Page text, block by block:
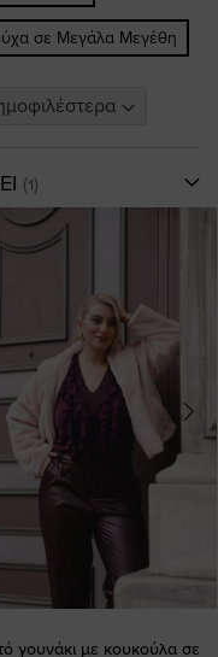
σε Μεγάλα Μεγέθη
γουνάκι με κουκούλα σε